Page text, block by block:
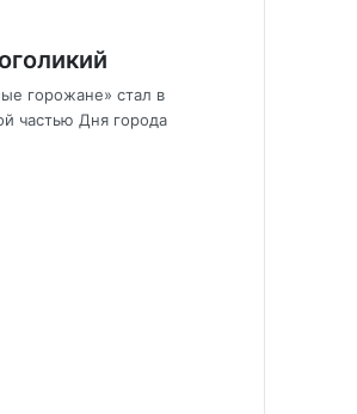
горожане» стал в
частью Дня города